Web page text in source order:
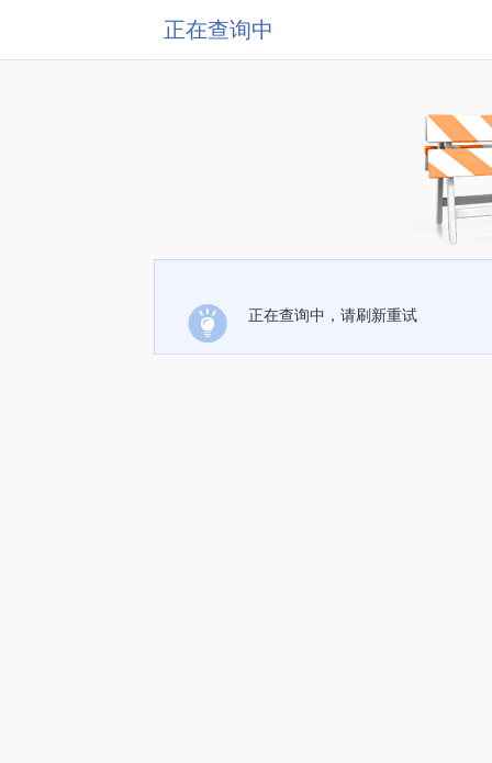
正在查询中
正在查询中，请刷新重试